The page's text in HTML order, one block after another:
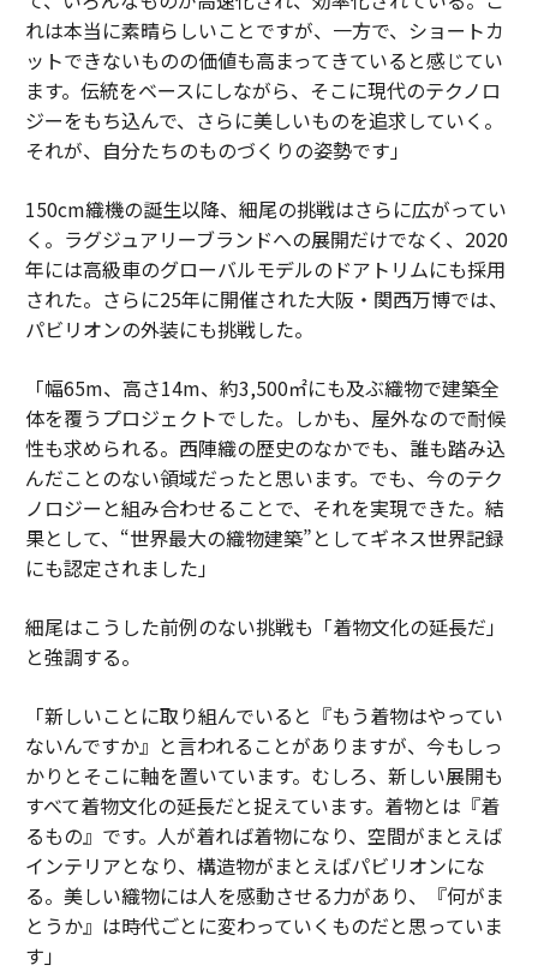
れは本当に素晴らしいことですが、一方で、ショートカ
ットできないものの価値も高まってきていると感じてい
ます。伝統をベースにしながら、そこに現代のテクノロ
ジーをもち込んで、さらに美しいものを追求していく。
それが、自分たちのものづくりの姿勢です」
150cm織機の誕生以降、細尾の挑戦はさらに広がってい
く。ラグジュアリーブランドへの展開だけでなく、2020
年には高級車のグローバルモデルのドアトリムにも採用
された。さらに25年に開催された大阪・関西万博では、
パビリオンの外装にも挑戦した。
「幅65m、高さ14m、約3,500㎡にも及ぶ織物で建築全
体を覆うプロジェクトでした。しかも、屋外なので耐候
性も求められる。西陣織の歴史のなかでも、誰も踏み込
んだことのない領域だったと思います。でも、今のテク
ノロジーと組み合わせることで、それを実現できた。結
果として、“世界最大の織物建築”としてギネス世界記録
にも認定されました」
細尾はこうした前例のない挑戦も「着物文化の延長だ」
と強調する。
「新しいことに取り組んでいると『もう着物はやってい
ないんですか』と言われることがありますが、今もしっ
かりとそこに軸を置いています。むしろ、新しい展開も
すべて着物文化の延長だと捉えています。着物とは『着
るもの』です。人が着れば着物になり、空間がまとえば
インテリアとなり、構造物がまとえばパビリオンにな
る。美しい織物には人を感動させる力があり、『何がま
とうか』は時代ごとに変わっていくものだと思っていま
す」